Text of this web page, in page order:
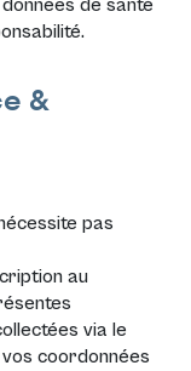
de santé
&
pas
au
via le
coordonnées